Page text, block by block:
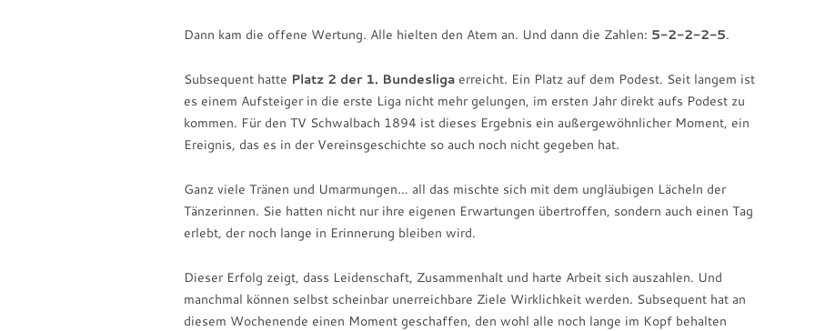
Dann kam die offene Wertung. Alle hielten den Atem an. Und dann die Zahlen: 5-2-2-2-5.
Subsequent hatte Platz 2 der 1. Bundesligaerreicht. Ein Platz auf dem Podest. Seit langem ist
es einem Aufsteiger in die erste Liga nicht mehr gelungen, im ersten Jahr direkt aufs Podest zu
kommen. Für den TV Schwalbach 1894 ist dieses Ergebnis ein außergewöhnlicher Moment, ein
Ereignis, das es in der Vereinsgeschichte so auch noch nicht gegeben hat.
Ganz viele Tränen und Umarmungen… all das mischte sich mit dem ungläubigen Lächeln der
Tänzerinnen. Sie hatten nicht nur ihre eigenen Erwartungen übertroffen, sondern auch einen Tag
erlebt, der noch lange in Erinnerung bleiben wird.
Dieser Erfolg zeigt, dass Leidenschaft, Zusammenhalt und harte Arbeit sich auszahlen. Und
manchmal können selbst scheinbar unerreichbare Ziele Wirklichkeit werden. Subsequent hat an
diesem Wochenende einen Moment geschaffen, den wohl alle noch lange im Kopf behalten